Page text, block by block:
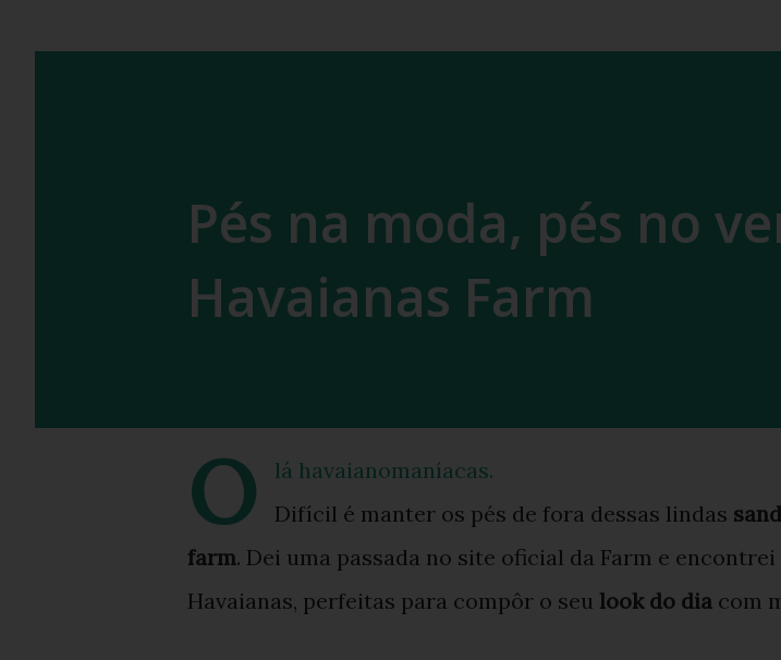
Pés na moda, pés no
Havaianas Farm
O
lá havaianomaníacas.
Difícil é manter os pés de fora dessas lindas
farm. Dei uma passada no site oficial da Farm e
Havaianas, perfeitas para compôr o seu look do dia com